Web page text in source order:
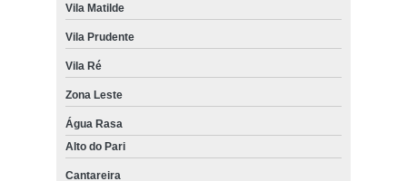
Vila Matilde
Vila Prudente
Vila Ré
Zona Leste
Água Rasa
Alto do Pari
Cantareira